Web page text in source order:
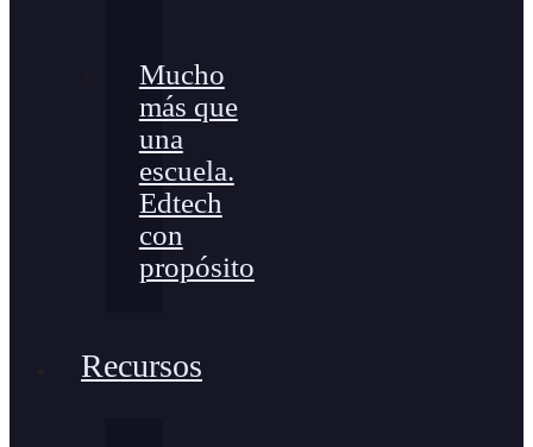
Mucho
más que
una
escuela.
Edtech
con
propósito
Recursos